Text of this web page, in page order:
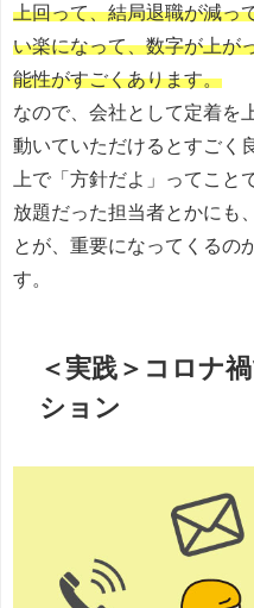
上回って、結局退職が減っ
い楽になって、数字が上が
能性がすごくあります。
なので、会社として定着を
動いていただけるとすごく
上で「方針だよ」ってこと
放題だった担当者とかにも
とが、重要になってくるの
す。
＜実践＞コロナ
ション